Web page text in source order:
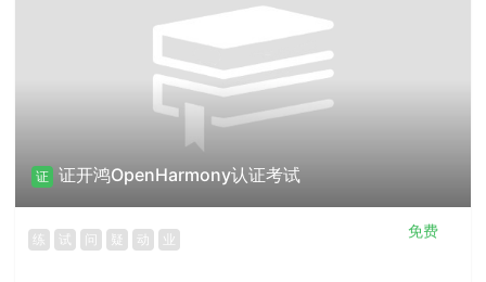
证 证开鸿OpenHarmony认证考试
练 试 问 疑 动 业 免费